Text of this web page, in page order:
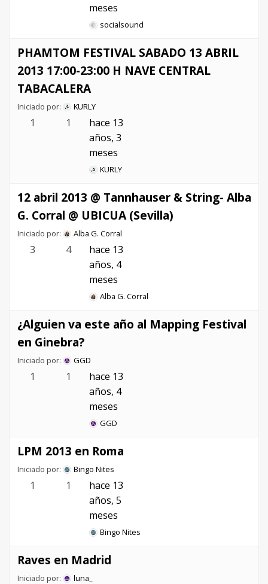
meses
socialsound
PHAMTOM FESTIVAL SABADO 13 ABRIL
2013 17:00-23:00 H NAVE CENTRAL
TABACALERA
Iniciado por: KURLY
1 1
hace 13
años, 3
meses
KURLY
12 abril 2013 @ Tannhauser & String- Alba
G. Corral @ UBICUA (Sevilla)
Iniciado por: Alba G. Corral
3 4
hace 13
años, 4
meses
Alba G. Corral
¿Alguien va este año al Mapping Festival
en Ginebra?
Iniciado por: GGD
1 1
hace 13
años, 4
meses
GGD
LPM 2013 en Roma
Iniciado por: Bingo Nites
1 1
hace 13
años, 5
meses
Bingo Nites
Raves en Madrid
Iniciado por: luna_